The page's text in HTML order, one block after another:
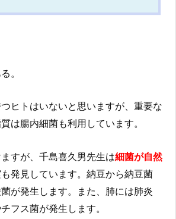
。
ヒトはいないと思いますが、重要な
は腸内細菌も利用しています。
すが、千島喜久男先生は細菌が自然
発見しています。納豆から納豆菌
が発生します。また、肺には肺炎
フス菌が発生します。